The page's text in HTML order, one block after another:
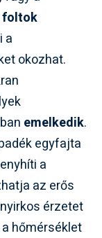
foltok
a
okozhat.
emelkedik.
egyfajta
a
az erős
érzetet
hőmérséklet